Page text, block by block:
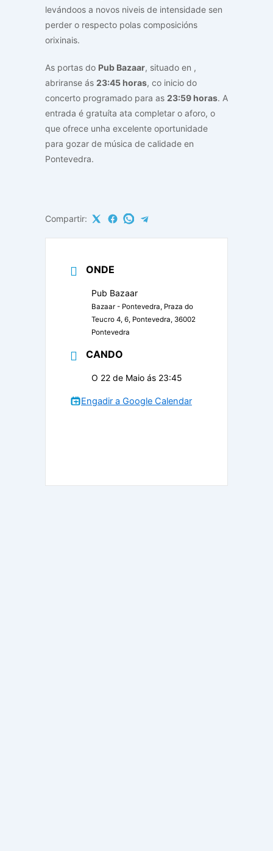
levándoos a novos niveis de intensidade sen
perder o respecto polas composicións
orixinais.
As portas do Pub Bazaar, situado en ,
abriranse ás 23:45 horas, co inicio do
concerto programado para as 23:59 horas. A
entrada é gratuíta ata completar o aforo, o
que ofrece unha excelente oportunidade
para gozar de música de calidade en
Pontevedra.
Compartir:
ONDE
Pub Bazaar
Bazaar - Pontevedra, Praza do
Teucro 4, 6, Pontevedra, 36002
Pontevedra
CANDO
O 22 de Maio ás 23:45
Engadir a Google Calendar